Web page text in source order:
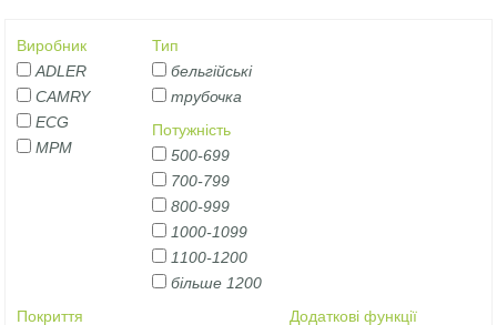
Виробник
ADLER
CAMRY
ECG
MPM
Тип
бельгійські
трубочка
Потужність
500-699
700-799
800-999
1000-1099
1100-1200
більше 1200
Покриття
Додаткові функції